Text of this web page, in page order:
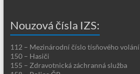
Nouzová čísla IZS:
112 – Mezinárodní číslo tísňového volání
150 – Hasiči
155 – Zdravotnická záchranná služba